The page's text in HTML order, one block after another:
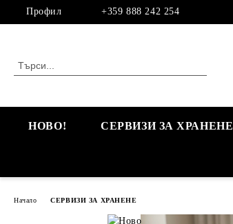
Профил +359 888 242 254
НОВО! СЕРВИЗИ ЗА ХРАНЕНЕ
Начало СЕРВИЗИ ЗА ХРАНЕНЕ